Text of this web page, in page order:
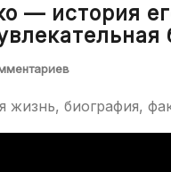
— история